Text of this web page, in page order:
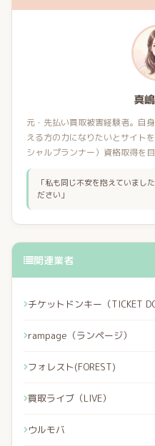
真
元・先払い買取被害経験者。自
える方の力になりたいとサイト
シャルプランナー）資格取得を目
「私も同じ不安を抱えていまし
ださい」
関連業者
チケットドンキー（TICKET
rampage（ランページ）
フォレスト(FOREST)
買取ライブ（LIVE）
ウルモバ